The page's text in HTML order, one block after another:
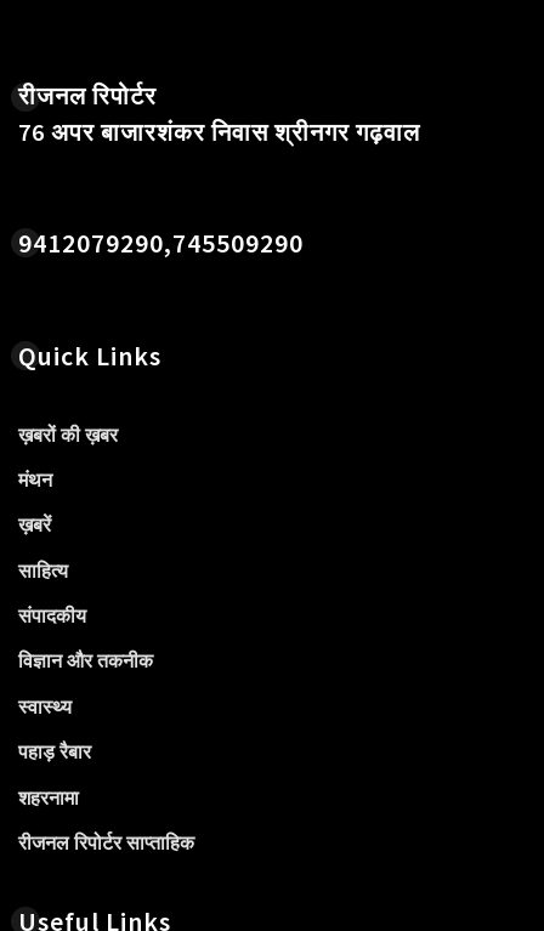
रीजनल रिपोर्टर
76 अपर बाजारशंकर निवास श्रीनगर गढ़वाल
9412079290,745509290
Quick Links
ख़बरों की ख़बर
मंथन
ख़बरें
साहित्य
संपादकीय
विज्ञान और तकनीक
स्वास्थ्य
पहाड़ रैबार
शहरनामा
रीजनल रिपोर्टर साप्ताहिक
Useful Links